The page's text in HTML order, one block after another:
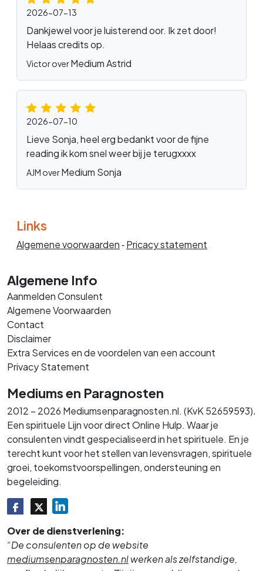
2026-07-13
Dankjewel voor je luisterend oor. Ik zet door!
Helaas credits op.
Victor overMedium Astrid
2026-07-10
Lieve Sonja, heel erg bedankt voor de fijne
reading ik kom snel weer bij je terugxxxx
AJM overMedium Sonja
Links
Algemene voorwaarden‐Pricacy statement
Algemene Info
Aanmelden Consulent
Algemene Voorwaarden
Contact
Disclaimer
Extra Services en de voordelen van een account
Privacy Statement
Mediums en Paragnosten
2012 – 2026 Mediumsenparagnosten.nl. (KvK 52659593).
Een spirituele Lijn voor direct Online Hulp. Waar je
consulenten vindt gespecialiseerd in het spirituele. En je
terecht kunt voor het stellen van levensvragen, spirituele
groei, toekomstvoorspellingen, ondersteuning en
begeleiding.
Over de dienstverlening:
“De consulenten op de website
mediumsenparagnosten.nlwerken als zelfstandige,